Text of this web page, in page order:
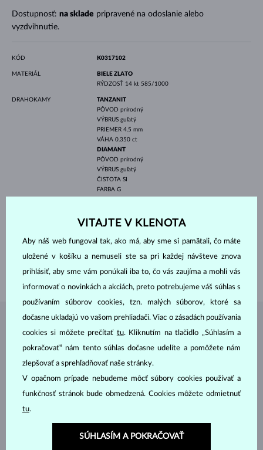
Dostupnosť: na sklade pripravené na odoslanie alebo
vyzdvihnutie.
KÓD K0317102
MATERIÁL
BIELE ZLATO
RÝDZOSŤ 14 kt 585/1000
DRAHOKAMY
TANZANIT
PÔVOD prírodný
VÝBRUS guľatý
PRIEMER 4.5 mm
VÁHA 0.350 ct
DIAMANT
PÔVOD prírodný
VÝBRUS guľatý
ČISTOTA SI
FARBA G
7.0 mm
VÝŠKA 7.0 mm
DĹŽKA 420.00 mm
VÁHA 1.70 g
ŠPERKY ZATELIÉRU KLENOTA
VITAJTE V KLENOTA
Aby náš web fungoval tak, ako má, aby sme si pamätali, čo máte
uložené v košíku a nemuseli ste sa pri každej návšteve znova
prihlásiť, aby sme vám ponúkali iba to, čo vás zaujíma a mohli vás
informovať o novinkách a akciách, preto potrebujeme váš súhlas s
používaním súborov cookies, tzn. malých súborov, ktoré sa
dočasne ukladajú vo vašom prehliadači. Viac o zásadách používania
cookies si môžete prečítať tu. Kliknutím na tlačidlo „Súhlasím a
pokračovať“ nám tento súhlas dočasne udelíte a pomôžete nám
zlepšovať a sprehľadňovať naše stránky.
V opačnom prípade nebudeme môcť súbory cookies používať a
funkčnosť stránok bude obmedzená. Cookies môžete odmietnuť
tu.
SÚHLASÍM A POKRAČOVAŤ